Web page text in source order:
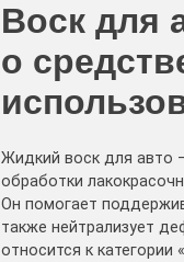
Воск для
о
Жидкий воск для авто
обработки
Он помогает
также нейтрализует
относится к